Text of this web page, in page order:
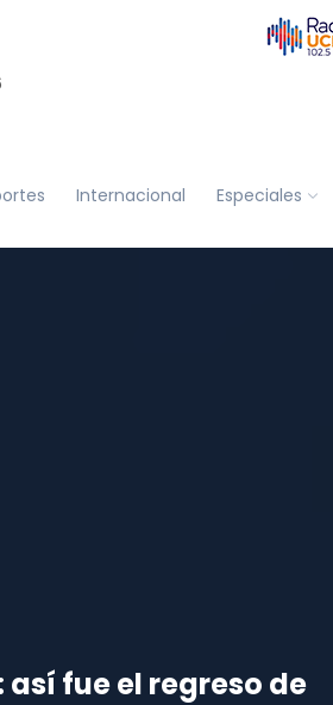
Internacional Especiales
fue el regreso de